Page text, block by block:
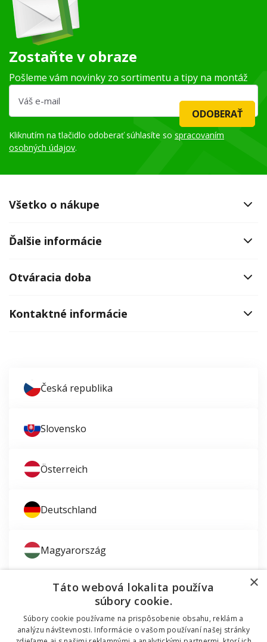
Zostaňte v obraze
Pošleme vám novinky zo sortimentu a tipy na montáž
ODOBERAŤ
Kliknutím na tlačidlo odoberať súhlasíte so spracovaním
osobných údajov.
Všetko o nákupe
Ďalšie informácie
Otváracia doba
Kontaktné informácie
Česká republika
Slovensko
Österreich
Deutschland
Magyarország
Zaujíma vás montáž okien?
×
Táto webová lokalita používa
súbory cookie.
Súbory cookie používame na prispôsobenie obsahu, reklám a
analýzu návštevnosti. Informácie o vašom používaní našej stránky